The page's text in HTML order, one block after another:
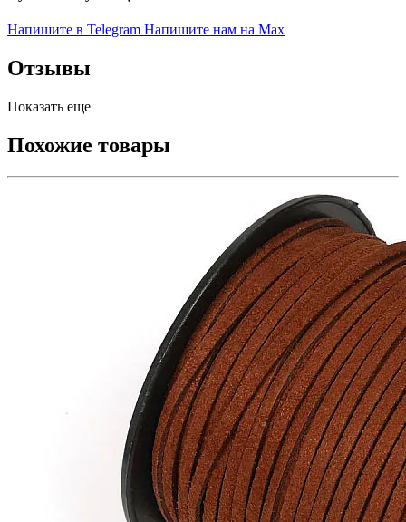
Напишите в Telegram Напишите нам на Max
Отзывы
Показать еще
Похожие товары